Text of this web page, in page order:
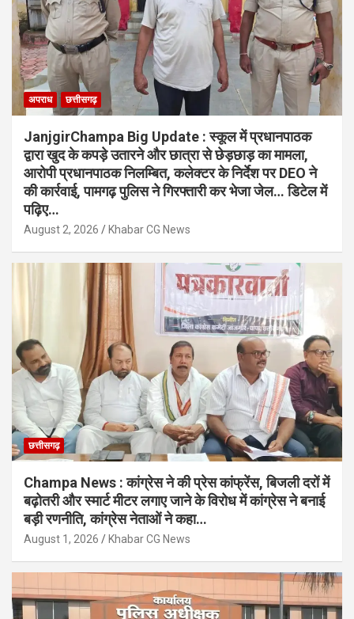
अपराध छत्तीसगढ़
JanjgirChampa Big Update : स्कूल में प्रधानपाठक
द्वारा खुद के कपड़े उतारने और छात्रा से छेड़छाड़ का मामला,
आरोपी प्रधानपाठक निलम्बित, कलेक्टर के निर्देश पर DEO ने
की कार्रवाई, पामगढ़ पुलिस ने गिरफ्तारी कर भेजा जेल… डिटेल में
पढ़िए…
August 2, 2026 Khabar CG News
छत्तीसगढ़
Champa News : कांग्रेस ने की प्रेस कांफ्रेंस, बिजली दरों में
बढ़ोतरी और स्मार्ट मीटर लगाए जाने के विरोध में कांग्रेस ने बनाई
बड़ी रणनीति, कांग्रेस नेताओं ने कहा…
August 1, 2026 Khabar CG News